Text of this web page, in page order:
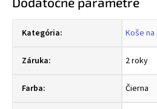
Kategória: Koše
Záruka: 2 roky
Farba: Čierna